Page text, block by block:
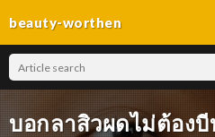
beauty-worthen
บอกลาสิวผดไม่ต้อง